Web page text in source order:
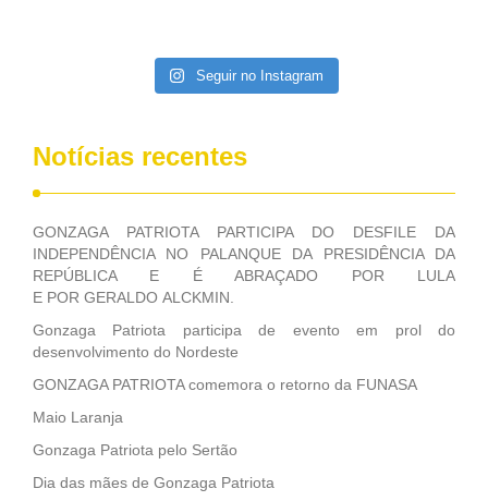
Seguir no Instagram
Notícias recentes
GONZAGA PATRIOTA PARTICIPA DO DESFILE DA
INDEPENDÊNCIA NO PALANQUE DA PRESIDÊNCIA DA
REPÚBLICA E É ABRAÇADO POR LULA
E POR GERALDO ALCKMIN.
Gonzaga Patriota participa de evento em prol do
desenvolvimento do Nordeste
GONZAGA PATRIOTA comemora o retorno da FUNASA
Maio Laranja
Gonzaga Patriota pelo Sertão
Dia das mães de Gonzaga Patriota